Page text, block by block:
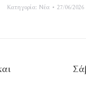
Κατηγορία: Νέα 27/06/2026
Επόμενο